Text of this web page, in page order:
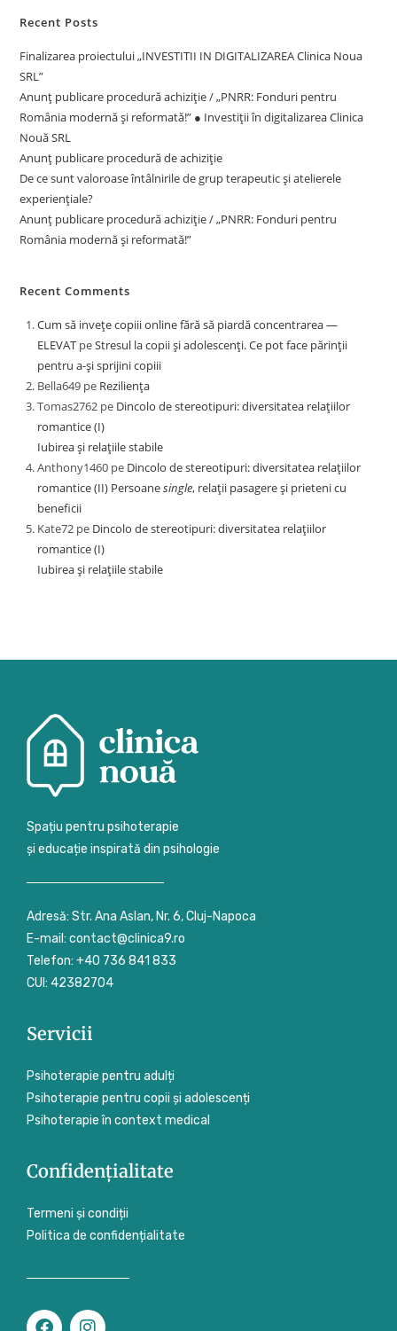
Recent Posts
Finalizarea proiectului „INVESTITII IN DIGITALIZAREA Clinica Noua
SRL”
Anunț publicare procedură achiziție / „PNRR: Fonduri pentru
România modernă și reformată!” ● Investiții în digitalizarea Clinica
Nouă SRL
Anunț publicare procedură de achiziție
De ce sunt valoroase întâlnirile de grup terapeutic și atelierele
experiențiale?
Anunț publicare procedură achiziție / „PNRR: Fonduri pentru
România modernă și reformată!”
Recent Comments
Cum să invețe copiii online fără să piardă concentrarea —
ELEVAT peStresul la copii și adolescenți. Ce pot face părinții
pentru a-și sprijini copiii
Bella649 pe Reziliența
Tomas2762 pe Dincolo de stereotipuri: diversitatea relațiilor
romantice (I)
Iubirea și relațiile stabile
Anthony1460 pe Dincolo de stereotipuri: diversitatea relațiilor
romantice (II) Persoanesingle, relații pasagere și prieteni cu
beneficii
Kate72 pe Dincolo de stereotipuri: diversitatea relațiilor
romantice (I)
Iubirea și relațiile stabile
Spațiu pentru psihoterapie
și educație inspirată din psihologie
Adresă: Str. Ana Aslan, Nr. 6, Cluj-Napoca
E-mail: contact@clinica9.ro
Telefon: +40 736 841 833
CUI: 42382704
Servicii
Psihoterapie pentru adulți
Psihoterapie pentru copii și adolescenți
Psihoterapie în context medical
Confidențialitate
Termeni și condiții
Politica de confidențialitate